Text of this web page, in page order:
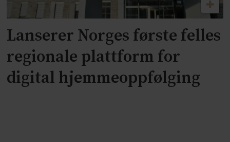
Lanserer Norges første felles
regionale plattform for
digital hjemmeoppfølging